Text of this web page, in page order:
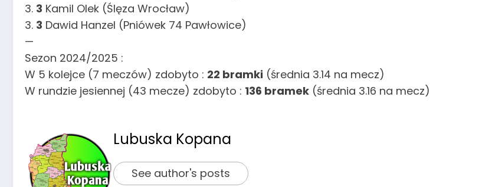
3. 3 Kamil Olek (Ślęza Wrocław)
3. 3 Dawid Hanzel (Pniówek 74 Pawłowice)
—
Sezon 2024/2025 :
W 5 kolejce (7 meczów) zdobyto : 22 bramki (średnia 3.14 na mecz)
W rundzie jesiennej (43 mecze) zdobyto : 136 bramek (średnia 3.16 na mecz)
Lubuska Kopana
See author's posts